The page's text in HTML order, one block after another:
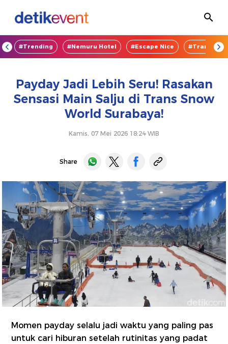
#Trending #Nemuru Hotel #Escape Nice
Payday Jadi Lebih Seru! Rasakan
Sensasi Main Salju di Trans Snow
World Surabaya!
Kamis, 07 Mei 2026 18:24 WIB
Share
Momen payday selalu jadi waktu yang paling pas
untuk cari hiburan setelah rutinitas yang padat